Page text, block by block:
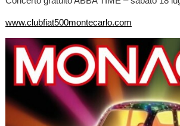
www.clubfiat500montecarlo.com